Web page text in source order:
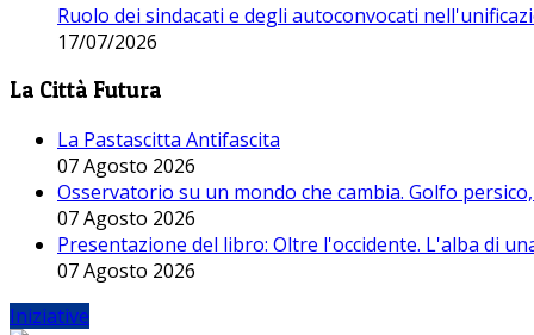
Ruolo dei sindacati e degli autoconvocati
17/07/2026
La Città Futura
La Pastascitta Antifascita
07 Agosto 2026
Osservatorio su un mondo che cambia. Golfo
07 Agosto 2026
Presentazione del libro: Oltre l'occidente. L'alba di
07 Agosto 2026
Iniziative